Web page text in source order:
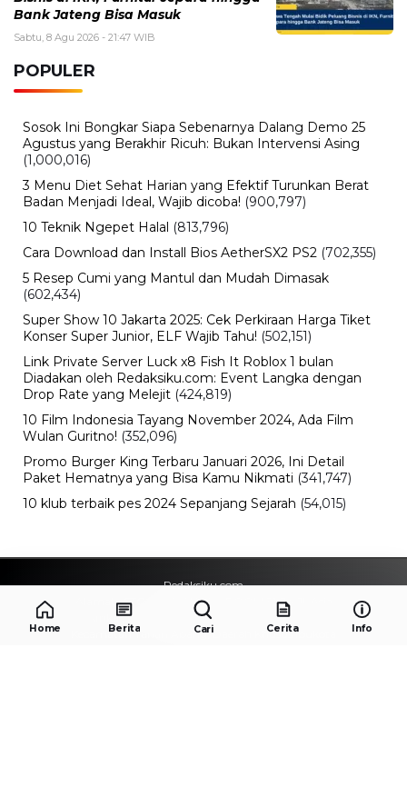
Bank Jateng Bisa Masuk
Sabtu, 8 Agu 2026 - 21:47 WIB
POPULER
Sosok Ini Bongkar Siapa Sebenarnya Dalang Demo 25
Agustus yang Berakhir Ricuh: Bukan Intervensi Asing
(1,000,016)
3 Menu Diet Sehat Harian yang Efektif Turunkan Berat
Badan Menjadi Ideal, Wajib dicoba! (900,797)
10 Teknik Ngepet Halal (813,796)
Cara Download dan Install Bios AetherSX2 PS2 (702,355)
5 Resep Cumi yang Mantul dan Mudah Dimasak
(602,434)
Super Show 10 Jakarta 2025: Cek Perkiraan Harga Tiket
Konser Super Junior, ELF Wajib Tahu! (502,151)
Link Private Server Luck x8 Fish It Roblox 1 bulan
Diadakan oleh Redaksiku.com: Event Langka dengan
Drop Rate yang Melejit (424,819)
10 Film Indonesia Tayang November 2024, Ada Film
Wulan Guritno! (352,096)
Promo Burger King Terbaru Januari 2026, Ini Detail
Paket Hematnya yang Bisa Kamu Nikmati (341,747)
10 klub terbaik pes 2024 Sepanjang Sejarah (54,015)
Redaksiku.com
Alamat : STC SENAYAN LT.4 ROOM 31-34 Jl. Asia
Afrika , Pintu IX Senayan, RT.1/RW.3, Gelora,
Kecamatan Tanah Abang, Daerah Khusus Ibukota
Home Berita Cari Cerita Info